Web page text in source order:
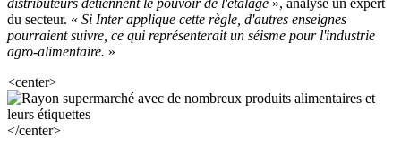
du secteur. « Si Inter applique cette règle, d'autres enseignes
pourraient suivre, ce qui représenterait un séisme pour l'industrie
agro-alimentaire. »
<center>
</center>